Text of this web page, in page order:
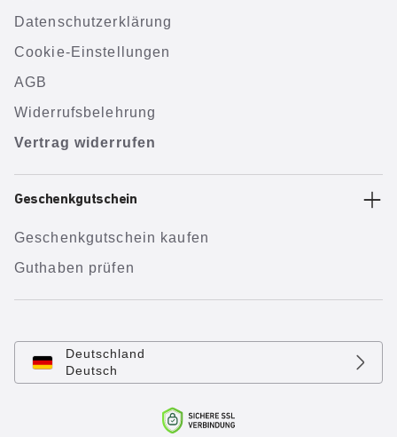
Datenschutzerklärung
Cookie-Einstellungen
AGB
Widerrufsbelehrung
Vertrag widerrufen
Geschenkgutschein
Geschenkgutschein kaufen
Guthaben prüfen
Deutschland
Deutsch